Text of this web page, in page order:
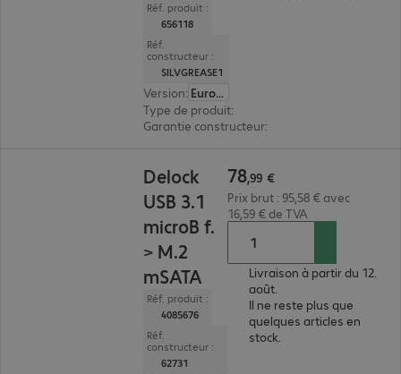
Réf. produit :
656118
Réf.
constructeur :
SILVGREASE1
Version:
Europe
Type de produit:
Garantie constructeur:
Delock
USB 3.1
microB f.
> M.2
mSATA
Réf. produit :
4085676
Réf.
constructeur :
62731
78,99 €
Prix brut : 95,58 € avec
16,59 € de TVA
Livraison à partir du 12.
août.
Il ne reste plus que
quelques articles en
stock.